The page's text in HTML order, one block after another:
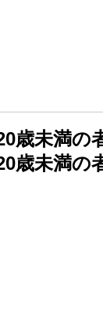
歳未満の
歳未満の